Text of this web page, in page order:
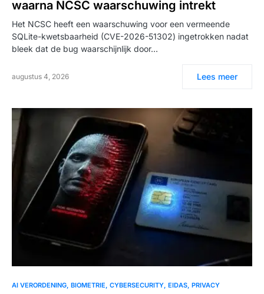
waarna NCSC waarschuwing intrekt
Het NCSC heeft een waarschuwing voor een vermeende
SQLite-kwetsbaarheid (CVE-2026-51302) ingetrokken nadat
bleek dat de bug waarschijnlijk door…
augustus 4, 2026 Lees meer
AI VERORDENING BIOMETRIE CYBERSECURITY EIDAS PRIVACY